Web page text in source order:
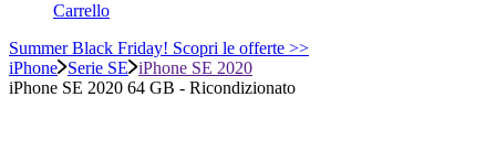
Carrello
Summer Black Friday! Scopri le offerte >>
iPhone Serie SE iPhone SE 2020
iPhone SE 2020 64 GB - Ricondizionato